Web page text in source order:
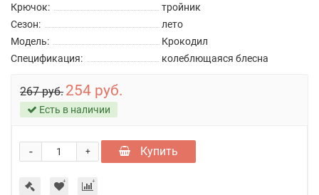
Крючок:
тройник
Сезон:
лето
Модель:
Крокодил
Спецификация:
колеблющаяся блесна
267 руб. 254 руб.
Есть в наличии
+
- Купить